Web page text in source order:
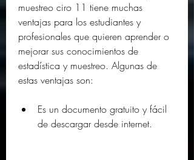
muestreo ciro 11 tiene muchas
ventajas para los estudiantes y
profesionales que quieren aprender o
mejorar sus conocimientos de
estadística y muestreo. Algunas de
estas ventajas son:
Es un documento gratuito y fácil
de descargar desde internet.